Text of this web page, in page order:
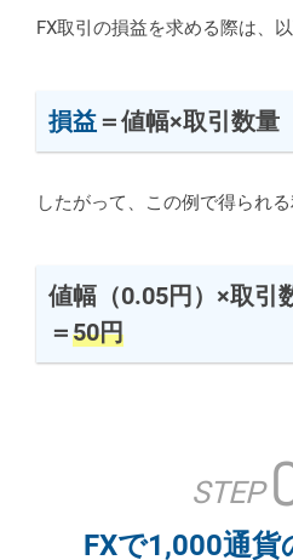
FX取引の損益を求める際は、
損益＝値幅×取引数量
したがって、この例で得られ
値幅（0.05円）×取引
＝50円
STEP
FXで1,000通貨